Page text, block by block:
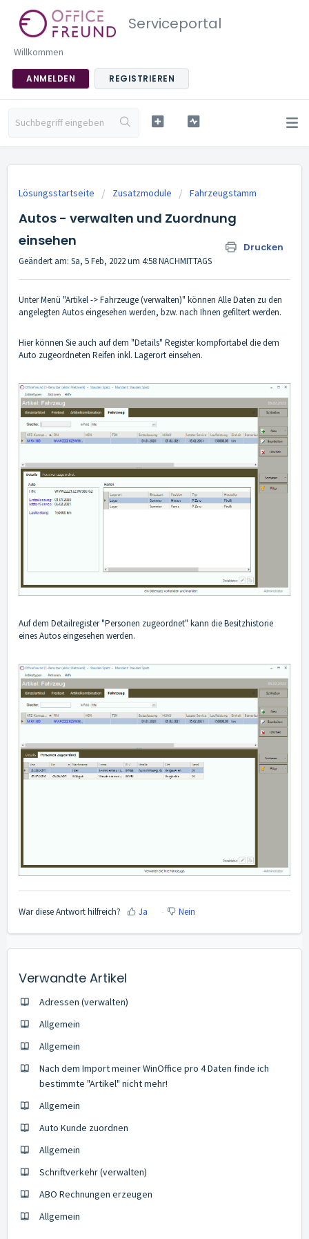
Serviceportal
Willkommen
ANMELDEN REGISTRIEREN
Lösungsstartseite Zusatzmodule Fahrzeugstamm
Autos - verwalten und Zuordnung
einsehen
Drucken
Geändert am: Sa, 5 Feb, 2022 um 4:58 NACHMITTAGS
Unter Menü "Artikel -> Fahrzeuge (verwalten)" können Alle Daten zu den
angelegten Autos eingesehen werden, bzw. nach Ihnen gefiltert werden.
Hier können Sie auch auf dem "Details" Register kompfortabel die dem
Auto zugeordneten Reifen inkl. Lagerort einsehen.
Auf dem Detailregister "Personen zugeordnet" kann die Besitzhistorie
eines Autos eingesehen werden.
War diese Antwort hilfreich? Ja Nein
Verwandte Artikel
Adressen (verwalten)
Allgemein
Allgemein
Nach dem Import meiner WinOffice pro 4 Daten finde ich
bestimmte "Artikel" nicht mehr!
Allgemein
Auto Kunde zuordnen
Allgemein
Schriftverkehr (verwalten)
ABO Rechnungen erzeugen
Allgemein